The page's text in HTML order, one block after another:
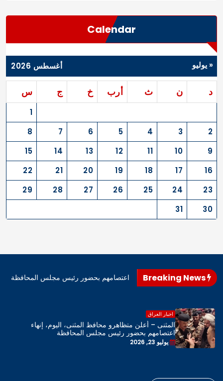
Calendar
أغسطس 2026
د ن ث أرب خ ج س
1
2
3
4
5
6
7
8
9
10
11
12
13
14
15
16
17
18
19
20
21
22
23
24
25
26
27
28
29
30
31
« يوليو
محافظ المثنى، اليوم، إنهاء اعتصامهم بحضور رئيس مجلس المحافظة
اخبار العراق
المثنى – أعلن متظاهرو محافظ المثنى، اليوم، إنهاء
اعتصامهم بحضور رئيس مجلس المحافظة
يوليو 23, 2026